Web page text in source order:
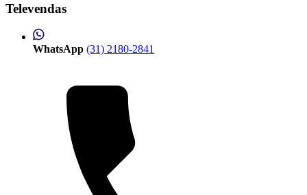
Televendas
WhatsApp (31) 2180-2841